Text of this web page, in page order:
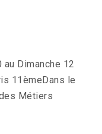
Dimanche 12
11èmeDans le
Métiers